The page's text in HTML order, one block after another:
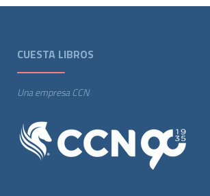
CUESTA LIBROS
Una empresa CCN